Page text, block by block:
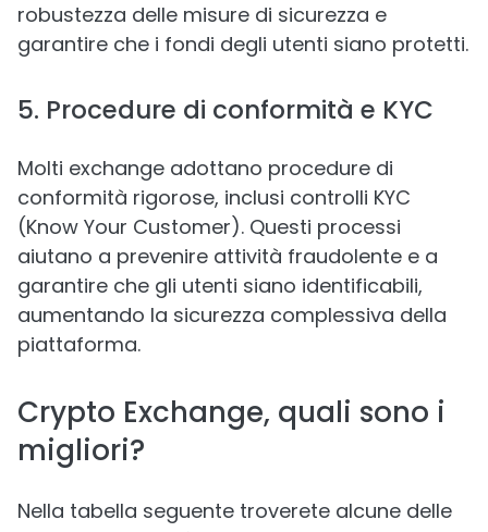
robustezza delle misure di sicurezza e
garantire che i fondi degli utenti siano protetti.
5. Procedure di conformità e KYC
Molti exchange adottano procedure di
conformità rigorose, inclusi controlli KYC
(Know Your Customer). Questi processi
aiutano a prevenire attività fraudolente e a
garantire che gli utenti siano identificabili,
aumentando la sicurezza complessiva della
piattaforma.
Crypto Exchange, quali sono i
migliori?
Nella tabella seguente troverete alcune delle